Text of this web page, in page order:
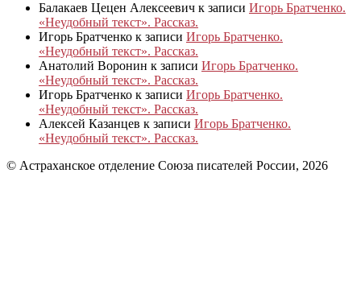
Балакаев Цецен Алексеевич к записи Игорь Братченко.
«Неудобный текст». Рассказ.
Игорь Братченко к записи Игорь Братченко.
«Неудобный текст». Рассказ.
Анатолий Воронин к записи Игорь Братченко.
«Неудобный текст». Рассказ.
Игорь Братченко к записи Игорь Братченко.
«Неудобный текст». Рассказ.
Алексей Казанцев к записи Игорь Братченко.
«Неудобный текст». Рассказ.
© Астраханское отделение Союза писателей России, 2026